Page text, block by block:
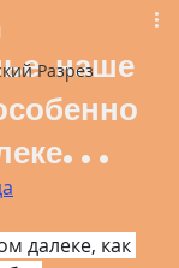
Разрез
наше
далеке, как